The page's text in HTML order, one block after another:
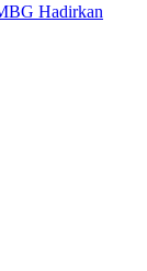
Hadirkan